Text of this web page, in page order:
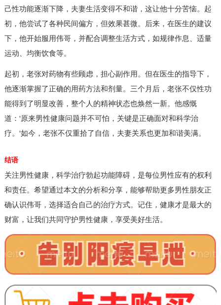
己性功能逐渐下降，夫妻生活变得不和谐，这让他十分苦恼。起
初，他尝试了各种民间偏方，但效果甚微。后来，在医生的建议
下，他开始服用伟哥，并配合调整生活方式，如规律作息、适量
运动、均衡饮食等。
起初，老张对药物有些顾虑，担心副作用。但在医生的指导下，
他逐渐掌握了正确的用药方法和剂量。三个月后，老张不仅性功
能得到了明显改善，整个人的精神状态也焕然一新。他感慨
道：'原来男性健康问题并不可怕，关键是正确面对和科学治
疗。'如今，老张不仅重拾了自信，夫妻关系也更加和谐美满。
结语
关注男性健康，科学治疗勃起功能障碍，是每位男性应有的权利
和责任。希望通过本文的分析和分享，能够帮助更多男性朋友正
确认识伟哥，选择适合自己的治疗方式。记住，健康才是最大的
财富，让我们共同守护男性健康，享受美好生活。